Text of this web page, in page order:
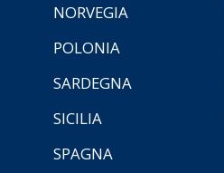
NORVEGIA
POLONIA
SARDEGNA
SICILIA
SPAGNA